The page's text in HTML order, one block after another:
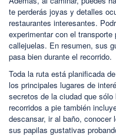
te perderás joyas y detalles
restaurantes interesantes.
experimentar con el
callejuelas. En resumen, sus
pasa bien durante el recorrido.
Toda la ruta está planificada
los principales lugares de
secretos de la ciudad que
recorridos a pie también
descansar, ir al baño,
sus papilas gustativas